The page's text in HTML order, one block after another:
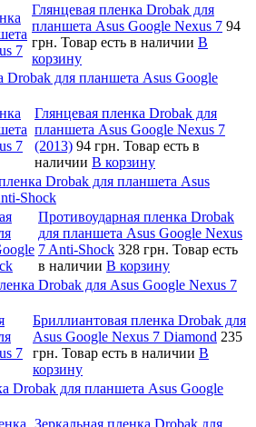
Глянцевая пленка Drobak для
планшета Asus Google Nexus 7 94
грн. Товар есть в наличии В
корзину
Drobak для планшета Asus Google
Глянцевая пленка Drobak для
планшета Asus Google Nexus 7
(2013) 94 грн. Товар есть в
наличии В корзину
Drobak для планшета Asus
Shock
Противоударная пленка Drobak
для планшета Asus Google Nexus
7 Anti-Shock 328 грн. Товар есть
в наличии В корзину
Drobak для Asus Google Nexus 7
Бриллиантовая пленка Drobak для
Asus Google Nexus 7 Diamond 235
грн. Товар есть в наличии В
корзину
Drobak для планшета Asus Google
Зеркальная пленка Drobak для